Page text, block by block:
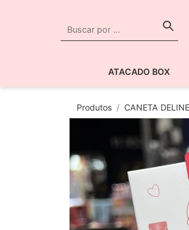
ATACADO BOX
Produtos CANETA